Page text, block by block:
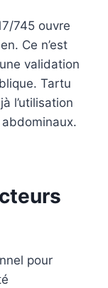
745 ouvre
Ce n’est
validation
Tartu
l’utilisation
pour